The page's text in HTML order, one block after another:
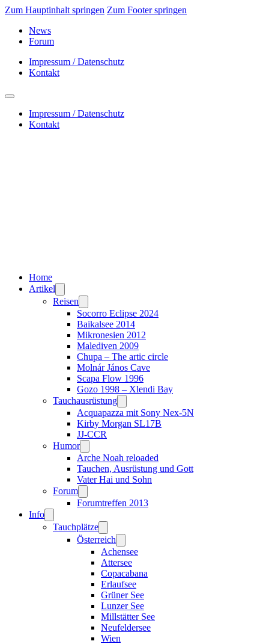
Zum Hauptinhalt springen Zum Footer springen
News
Forum
Impressum / Datenschutz
Kontakt
Impressum / Datenschutz
Kontakt
Home
Artikel
Reisen
Socorro Eclipse 2024
Baikalsee 2014
Mikronesien 2012
Malediven 2009
Chupa – The artic circle
Molnár János Cave
Scapa Flow 1996
Gozo 1998 – Xlendi Bay
Tauchausrüstung
Acquapazza mit Sony Nex-5N
Kirby Morgan SL17B
JJ-CCR
Humor
Arche Noah reloaded
Tauchen, Ausrüstung und Gott
Vater Hai und Sohn
Forum
Forumtreffen 2013
Info
Tauchplätze
Österreich
Achensee
Attersee
Copacabana
Erlaufsee
Grüner See
Lunzer See
Millstätter See
Neufeldersee
Wien